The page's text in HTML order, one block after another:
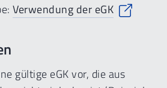
Verwendung der eGK
gültige eGK vor, die aus